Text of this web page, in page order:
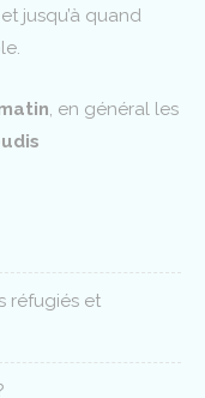
jusqu’à quand
, en général les
réfugiés et